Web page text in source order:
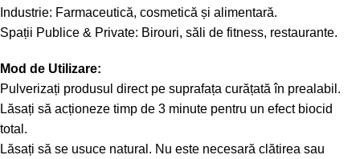
Industrie: Farmaceutică, cosmetică și alimentară.
Spații Publice & Private: Birouri, săli de fitness, restaurante.
Mod de Utilizare:
Pulverizați produsul direct pe suprafața curățată în prealabil.
Lăsați să acționeze timp de 3 minute pentru un efect biocid
total.
Lăsați să se usuce natural. Nu este necesară clătirea sau